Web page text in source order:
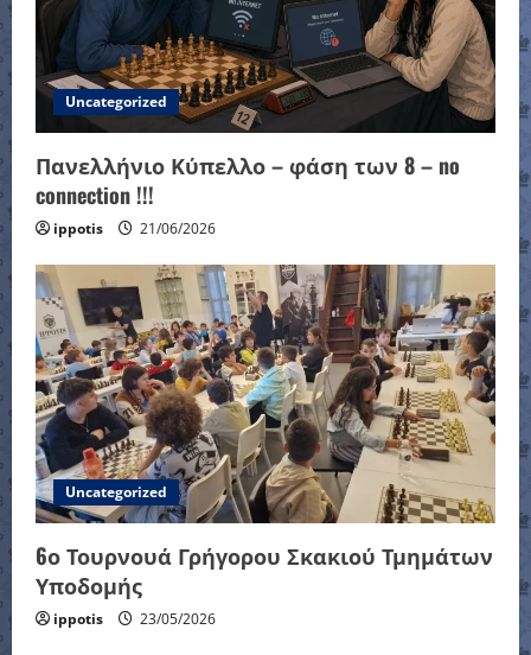
Uncategorized
Πανελλήνιο Κύπελλο – φάση των 8 – no
connection !!!
ippotis 21/06/2026
Uncategorized
6ο Τουρνουά Γρήγορου Σκακιού Τμημάτων
Υποδομής
ippotis 23/05/2026